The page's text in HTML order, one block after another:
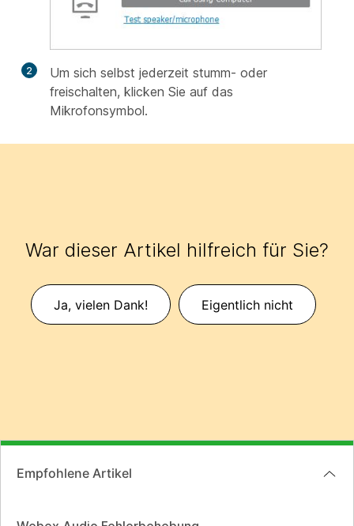
2
Um sich selbst jederzeit stumm- oder
freischalten, klicken Sie auf das
Mikrofonsymbol.
War dieser Artikel hilfreich für Sie?
Ja, vielen Dank! Eigentlich nicht
Empfohlene Artikel